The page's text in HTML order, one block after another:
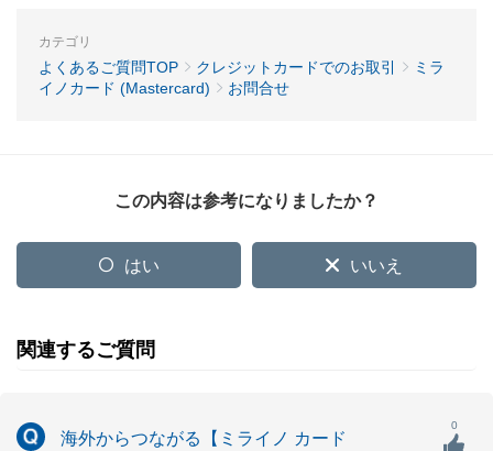
カテゴリ
よくあるご質問TOP クレジットカードでのお取引
ミラ
イノカード (Mastercard)
お問合せ
この内容は参考になりましたか？
はい いいえ
関連するご質問
海外からつながる【ミライノ カード
0